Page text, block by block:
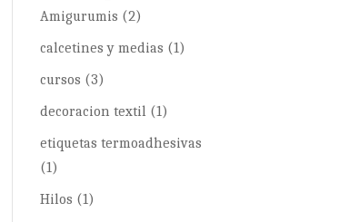
Amigurumis (2)
calcetines y medias (1)
cursos (3)
decoracion textil (1)
etiquetas termoadhesivas
(1)
Hilos (1)